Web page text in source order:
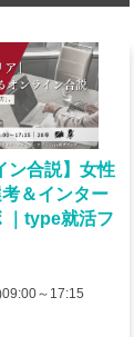
ン合説】女性
＆インター
｜type就活フ
～17:15